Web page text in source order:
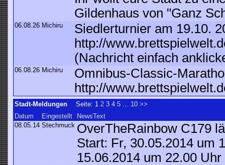
Gildenhaus von "Ganz
06.08.26 Michiru
Siedlerturnier am 19.10.
http://
(Nachricht einfach
06.08.26 Michiru
Omnibus-Classic-
http://
Stadt-Meldungen Seite: 1 2 3 4 5 10 >>
Datum
Eingestellt
NewsText
08.05.14 Stechmuck OverTheRainbow C179
Start: Fr, 30.05.2014 um
15.06.2014 um 22.00 Uhr